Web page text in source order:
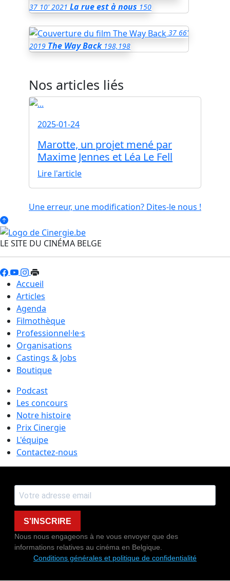
37 10' 2021 La rue est à nous 150
37 66'
2019 The Way Back 198,198
Nos articles liés
2025-01-24
Marotte, un projet mené par
Maxime Jennes et Léa Le Fell
Lire l'article
Une erreur, une modification? Dites-le nous !
LE SITE DU CINÉMA BELGE
Accueil
Articles
Agenda
Filmothèque
Professionnel·le·s
Organisations
Castings & Jobs
Boutique
Podcast
Les concours
Notre histoire
Prix Cinergie
L'équipe
Contactez-nous
S'INSCRIRE
Nous nous engageons à ne vous envoyer que des
informations relatives au cinéma en Belgique.
Conditions générales et politique de confidentialité